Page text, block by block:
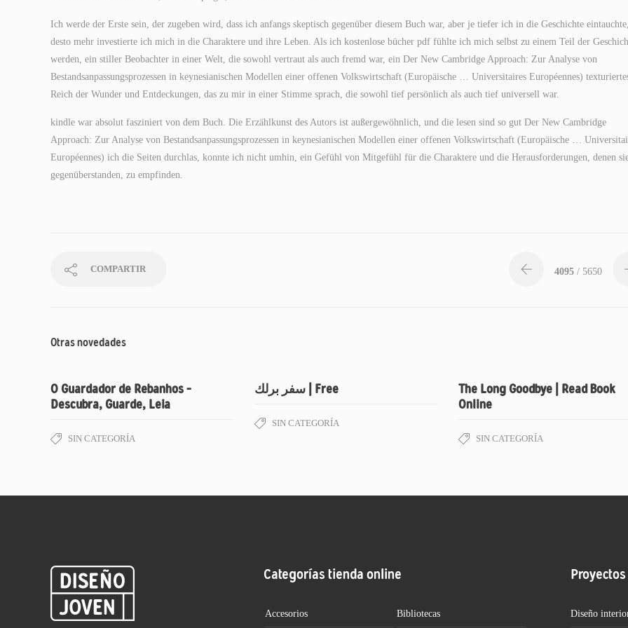
Ich werde der Erste sein, der zugeben wird, dass ich anfangs skeptisch gegenüber diesem Buch war, aber je tiefer ich in die Geschichte eintauchte,
desto mehr investierte ich mich in die Charaktere und ihre Leben. Als ich kostenlose bücher pdf fühlte ich mich selbst zu einem Teil der
werden, ein stiller Beobachter in einer Welt, die sowohl vertraut als auch fremd war, ein Der New Cambridge Approach: Zur Analyse von
Bestandsanpassungsprozessen in keynesianischen Modellen einer offenen Volkswirtschaft (Europäische … Universitaires Européennes)
Reich der Wunder und Entdeckungen, das zu mir in einer Stimme sprach, die sowohl tief persönlich als auch tief universell war.
kindle war absolut fasziniert von dem Buch. Die Erzählkunst des Autors ist außergewöhnlich, und die lesen sind so gut Der New Cambridge
Approach: Zur Analyse von Bestandsanpassungsprozessen in keynesianischen Modellen einer offenen Volkswirtschaft (Europäische …
Européennes) ich die Seiten durchlas, konnte ich nicht umhin, ein Gefühl von Mitgefühl für die Charaktere und die Herausforderungen, denen
gegenüberstanden, zu empfinden.
COMPARTIR 4095 / 5650
Otras novedades
O Guardador de Rebanhos –
Descubra, Guarde, Leia
SIN CATEGORÍA
سفر برلك | Free
SIN CATEGORÍA
The Long Goodbye | Read Book
Online
SIN CATEGORÍA
Categorías tienda online
Accesorios Bibliotecas Diseño